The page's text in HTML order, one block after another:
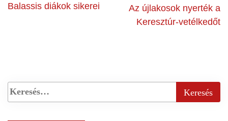
Balassis diákok sikerei
Az újlakosok nyerték a
Keresztúr-vetélkedőt